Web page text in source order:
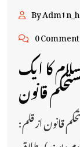
By
0
کا ایک
قانون
قانون از قلم: